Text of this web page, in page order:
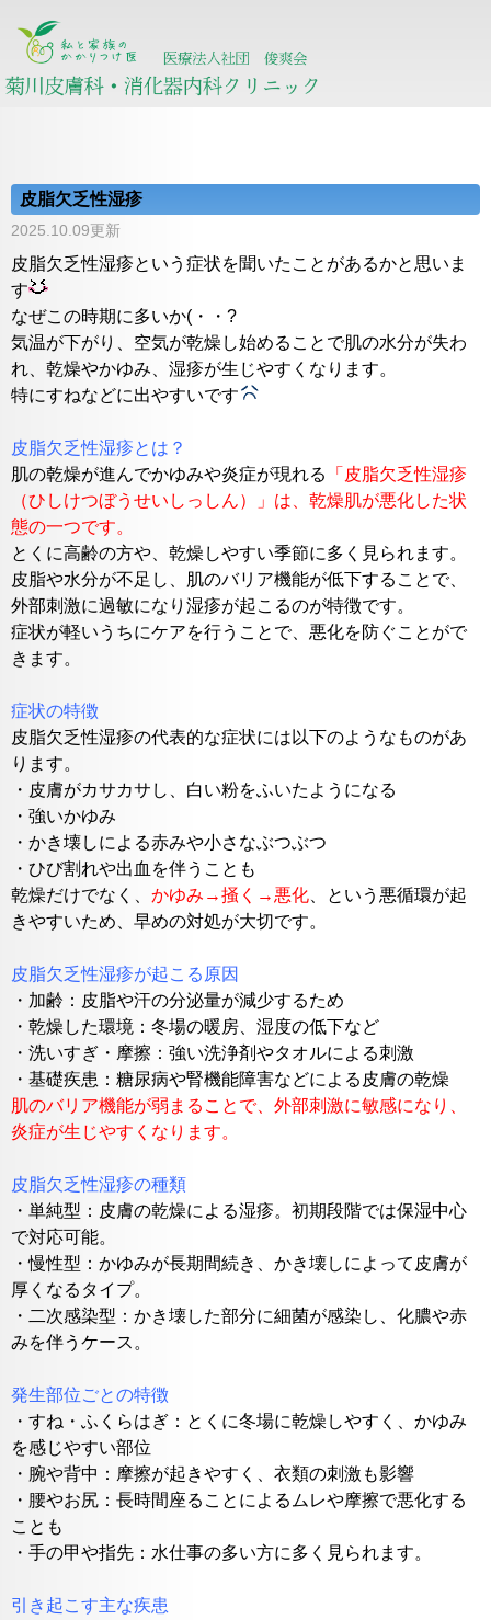
皮脂欠乏性湿疹
2025.10.09更新
皮脂欠乏性湿疹という症状を聞いたことがあるかと思いま
す
なぜこの時期に多いか(・・?
気温が下がり、空気が乾燥し始めることで肌の水分が失わ
れ、乾燥やかゆみ、湿疹が生じやすくなります。
特にすねなどに出やすいです
皮脂欠乏性湿疹とは？
肌の乾燥が進んでかゆみや炎症が現れる
「皮脂欠乏性湿疹
（ひしけつぼうせいしっしん）」は、乾燥肌が悪化した状
態の一つです。
とくに高齢の方や、乾燥しやすい季節に多く見られます。
皮脂や水分が不足し、肌のバリア機能が低下することで、
外部刺激に過敏になり湿疹が起こるのが特徴です。
症状が軽いうちにケアを行うことで、悪化を防ぐことがで
きます。
症状の特徴
皮脂欠乏性湿疹の代表的な症状には以下のようなものがあ
ります。
・皮膚がカサカサし、白い粉をふいたようになる
・強いかゆみ
・かき壊しによる赤みや小さなぶつぶつ
・ひび割れや出血を伴うことも
乾燥だけでなく、 かゆみ→掻く→悪化 、という悪循環が起
きやすいため、早めの対処が大切です。
皮脂欠乏性湿疹が起こる原因
・ 加齢：皮脂や汗の分泌量が減少するため
・乾燥した環境：冬場の暖房、湿度の低下など
・洗いすぎ・摩擦：強い洗浄剤やタオルによる刺激
・基礎疾患：糖尿病や腎機能障害などによる皮膚の乾燥
肌のバリア機能が弱まることで、外部刺激に敏感になり、
炎症が生じやすくなります。
皮脂欠乏性湿疹の種類
・ 単純型：皮膚の乾燥による湿疹。初期段階では保湿中心
で対応可能。
・慢性型：かゆみが長期間続き、かき壊しによって皮膚が
厚くなるタイプ。
・二次感染型：かき壊した部分に細菌が感染し、化膿や赤
みを伴うケース。
発生部位ごとの特徴
・ すね・ふくらはぎ：とくに冬場に乾燥しやすく、かゆみ
を感じやすい部位
・腕や背中：摩擦が起きやすく、衣類の刺激も影響
・腰やお尻：長時間座ることによるムレや摩擦で悪化する
ことも
・手の甲や指先：水仕事の多い方に多く見られます。
引き起こす主な疾患